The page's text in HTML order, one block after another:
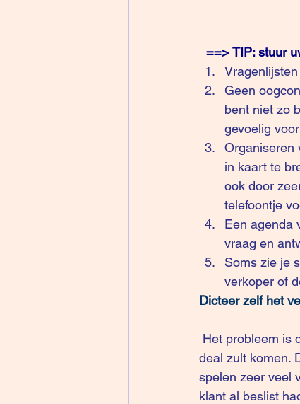
==> TIP: stuur
Geen
bent niet zo
gevoelig
Organiseren
in kaart te
ook door
telefoontje
Een agenda
vraag en
Soms zie je
verkoper of
Dicteer zelf het
deal zult komen.
spelen zeer veel
klant al beslist